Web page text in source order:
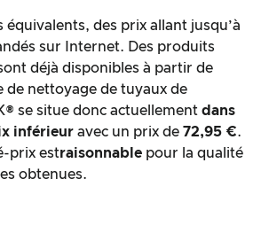
équivalents, des prix allant jusqu’à
sur Internet. Des produits
déjà disponibles à partir de
de nettoyage de tuyaux de
se situe donc actuellement dans
inférieur avec un prix de 72,95 €.
prix estraisonnable pour la qualité
obtenues.